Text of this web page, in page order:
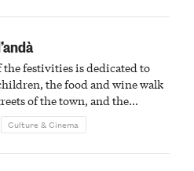
the festivities is dedicated to
the food and wine walk
of the town, and the
Culture & Cinema